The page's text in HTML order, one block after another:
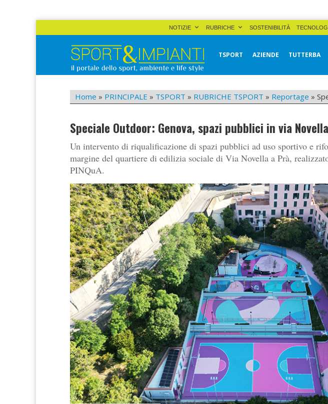
NOTIZIE RUBRICHE SOSTENIBILITÀ
Sport&Impianti
TSPORT AZIENDE TUTTERBA
Home » PRINCIPALE » TSPORT » RUBRICHE TSPORT » Reportage »
Speciale Outdoor: Genova, spazi pubblici in via Novella
Un intervento di riqualificazione di spazi pubblici ad uso sportivo e
margine del quartiere di edilizia sociale di Via Novella a Prà,
PINQuA.